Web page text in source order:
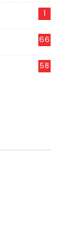
1
66
58